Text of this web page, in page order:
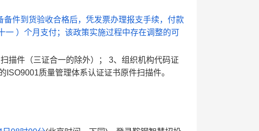
件到货验收合格后，凭发票办理报支手续，付款
一 ）个月支付；该政策实施过程中存在调整的可
描件（三证合一的除外）； 3、组织机构代码证
ISO9001质量管理体系认证证书原件扫描件。